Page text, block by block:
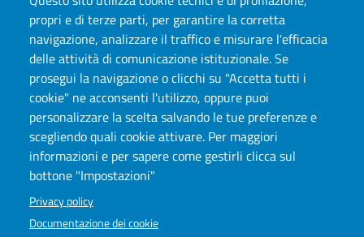
propri e di terze parti, per garantire la corretta
navigazione, analizzare il traffico e misurare l'efficacia
delle attività di comunicazione istituzionale. Se
prosegui la navigazione o clicchi su "Accetta tutti i
cookie" ne acconsenti l'utilizzo, oppure puoi
personalizzare la scelta salvando le tue preferenze e
scegliendo quali cookie attivare. Per maggiori
informazioni e per sapere come gestirli clicca sul
bottone "Impostazioni"
Privacy policy
Documentazione dei cookie
CONTATTI
Via G. Verdi, 10 - 10124 Torino
E-mail:centronit@unito.it